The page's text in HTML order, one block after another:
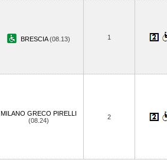
BRESCIA(08.13) 1
MILANO GRECO PIRELLI
(08.24)
2